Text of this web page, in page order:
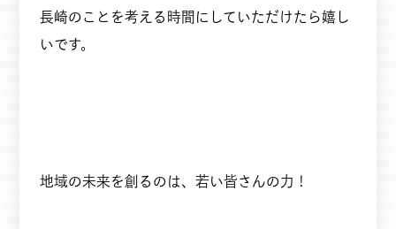
長崎のことを考える時間にしていただけたら嬉し
いです。
地域の未来を創るのは、若い皆さんの力！